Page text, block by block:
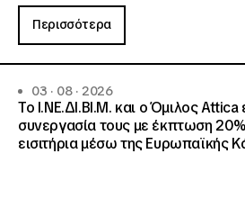
Περισσότερα
03 · 08 · 2026
Το Ι.ΝΕ.ΔΙ.ΒΙ.Μ. και o Όμιλος Attica
συνεργασία τους με έκπτωση
εισιτήρια μέσω της Ευρωπαϊκής